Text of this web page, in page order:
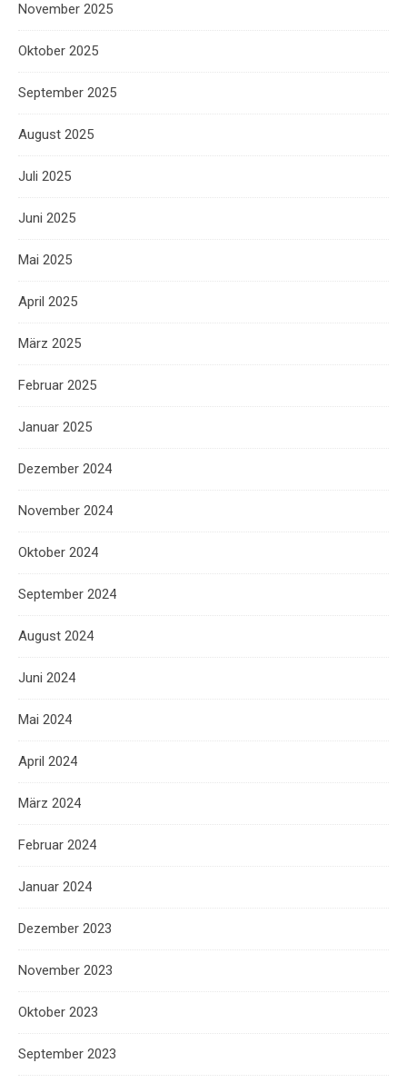
November 2025
Oktober 2025
September 2025
August 2025
Juli 2025
Juni 2025
Mai 2025
April 2025
März 2025
Februar 2025
Januar 2025
Dezember 2024
November 2024
Oktober 2024
September 2024
August 2024
Juni 2024
Mai 2024
April 2024
März 2024
Februar 2024
Januar 2024
Dezember 2023
November 2023
Oktober 2023
September 2023